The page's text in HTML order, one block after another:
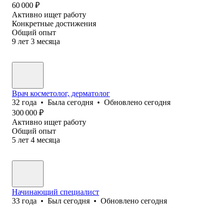
60 000 ₽
Активно ищет работу
Конкретные достижения
Общий опыт
9 лет 3 месяца
Врач косметолог, дерматолог
32 года • Была сегодня • Обновлено сегодня
300 000 ₽
Активно ищет работу
Общий опыт
5 лет 4 месяца
Начинающий специалист
33 года • Был сегодня • Обновлено сегодня